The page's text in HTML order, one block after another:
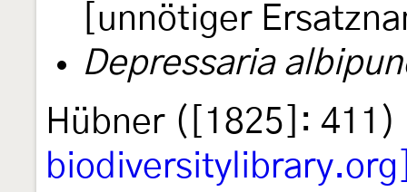
[unnötiger
Depressaria
Hübner ([1825]: 411)